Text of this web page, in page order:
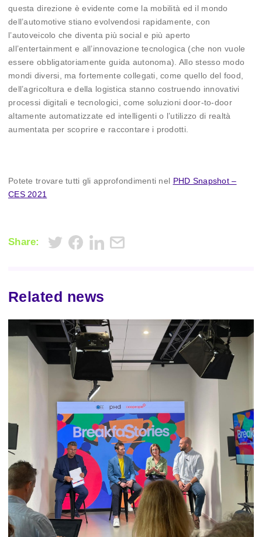
questa direzione è evidente come la mobilità ed il mondo
dell’automotive stiano evolvendosi rapidamente, con
l’autoveicolo che diventa più social e più aperto
all’entertainment e all’innovazione tecnologica (che non vuole
essere obbligatoriamente guida autonoma). Allo stesso modo
mondi diversi, ma fortemente collegati, come quello del food,
dell’agricoltura e della logistica stanno costruendo innovativi
processi digitali e tecnologici, come soluzioni door-to-door
altamente automatizzate ed intelligenti o l’utilizzo di realtà
aumentata per scoprire e raccontare i prodotti.
Potete trovare tutti gli approfondimenti nel PHD Snapshot –
CES 2021
Share:
Related news